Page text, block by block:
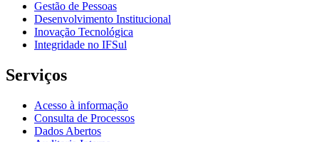
Gestão de Pessoas
Desenvolvimento Institucional
Inovação Tecnológica
Integridade no IFSul
Serviços
Acesso à informação
Consulta de Processos
Dados Abertos